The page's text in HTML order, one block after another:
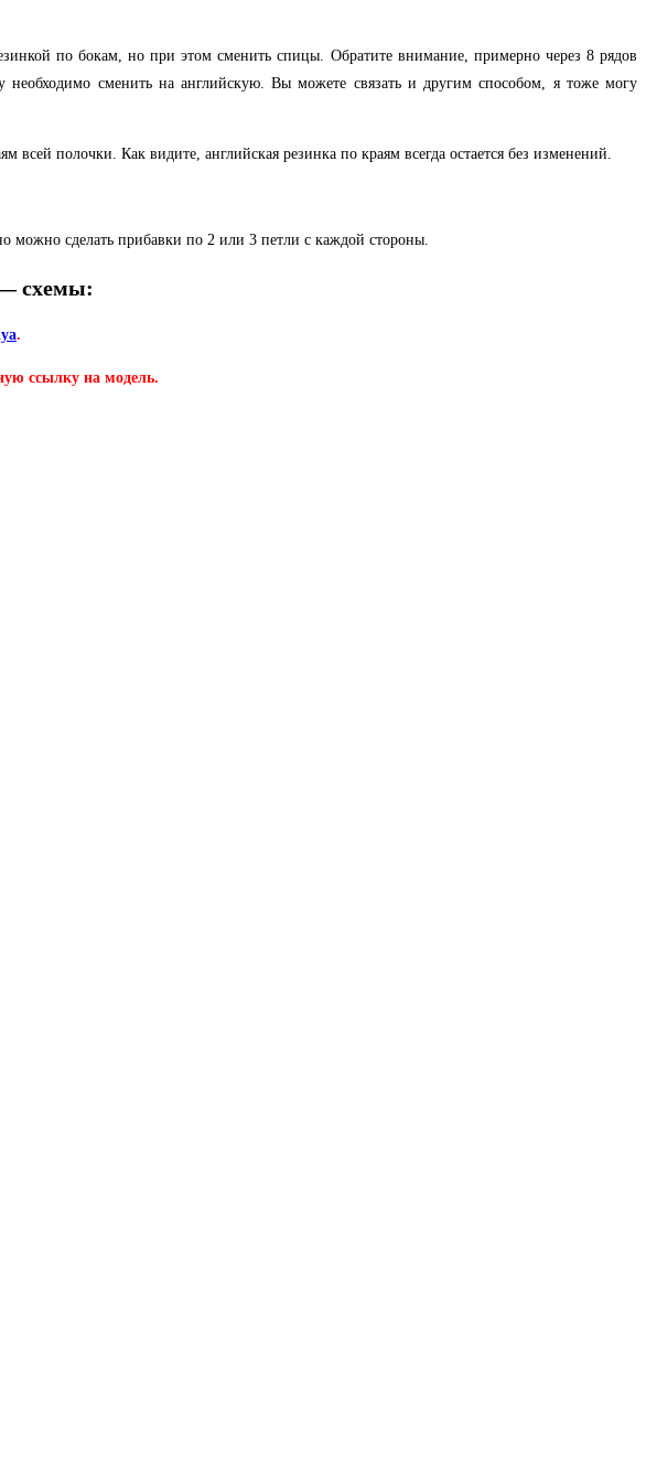
по бокам, но при этом сменить спицы. Обратите внимание, примерно через 8 рядов
необходимо сменить на английскую. Вы можете связать и другим способом, я тоже могу
полочки. Как видите, английская резинка по краям всегда остается без изменений.
можно сделать прибавки по 2 или 3 петли с каждой стороны.
схемы:
.
ссылку на модель.